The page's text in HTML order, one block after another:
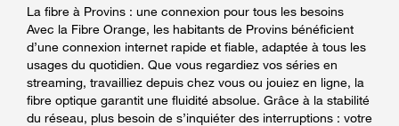
La fibre à Provins : une connexion pour tous les besoins
Avec la Fibre Orange, les habitants de Provins bénéficient
d’une connexion internet rapide et fiable, adaptée à tous les
usages du quotidien. Que vous regardiez vos séries en
streaming, travailliez depuis chez vous ou jouiez en ligne, la
fibre optique garantit une fluidité absolue. Grâce à la stabilité
du réseau, plus besoin de s’inquiéter des interruptions : votre